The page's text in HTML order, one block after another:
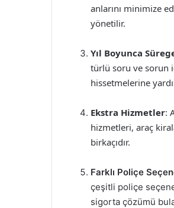
anlarını minimize
yönetilir.
Yıl Boyunca
türlü soru ve sorun
hissetmelerine
Ekstra Hizmetler:
hizmetleri, araç
birkaçıdır.
Farklı Poliçe
çeşitli poliçe
sigorta çözümü